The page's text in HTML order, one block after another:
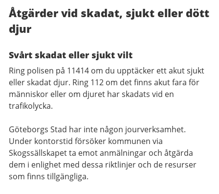
Åtgärder vid skadat, sjukt eller dött
djur
Svårt skadat eller sjukt vilt
Ring polisen på 11414 om du upptäcker ett akut sjukt
eller skadat djur. Ring 112 om det finns akut fara för
människor eller om djuret har skadats vid en
trafikolycka.
Göteborgs Stad har inte någon jourverksamhet.
Under kontorstid försöker kommunen via
Skogssällskapet ta emot anmälningar och åtgärda
dem i enlighet med dessa riktlinjer och de resurser
som finns tillgängliga.